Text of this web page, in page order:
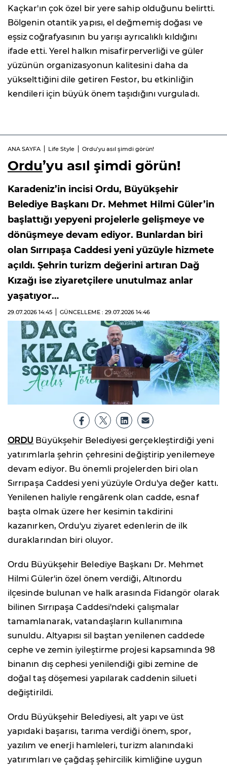
Kaçkar'ın çok özel bir yere sahip olduğunu belirtti.
Bölgenin otantik yapısı, el değmemiş doğası ve
eşsiz coğrafyasının bu yarışı ayrıcalıklı kıldığını
ifade etti. Yerel halkın misafirperverliği ve güler
yüzünün organizasyonun kalitesini daha da
yükselttiğini dile getiren Festor, bu etkinliğin
kendileri için büyük önem taşıdığını vurguladı.
ANA SAYFA Life Style Ordu’yu asıl şimdi görün!
Ordu’yu asıl şimdi görün!
Karadeniz’in incisi Ordu, Büyükşehir
Belediye Başkanı Dr. Mehmet Hilmi Güler’in
başlattığı yepyeni projelerle gelişmeye ve
dönüşmeye devam ediyor. Bunlardan biri
olan Sırrıpaşa Caddesi yeni yüzüyle hizmete
açıldı. Şehrin turizm değerini artıran Dağ
Kızağı ise ziyaretçilere unutulmaz anlar
yaşatıyor…
29.07.2026 14:45 GÜNCELLEME : 29.07.2026 14:46
ORDU Büyükşehir Belediyesi gerçekleştirdiği yeni
yatırımlarla şehrin çehresini değiştirip yenilemeye
devam ediyor. Bu önemli projelerden biri olan
Sırrıpaşa Caddesi yeni yüzüyle Ordu'ya değer kattı.
Yenilenen haliyle rengârenk olan cadde, esnaf
başta olmak üzere her kesimin takdirini
kazanırken, Ordu'yu ziyaret edenlerin de ilk
duraklarından biri oluyor.
Ordu Büyükşehir Belediye Başkanı Dr. Mehmet
Hilmi Güler'in özel önem verdiği, Altınordu
ilçesinde bulunan ve halk arasında Fidangör olarak
bilinen Sırrıpaşa Caddesi'ndeki çalışmalar
tamamlanarak, vatandaşların kullanımına
sunuldu. Altyapısı sil baştan yenilenen caddede
cephe ve zemin iyileştirme projesi kapsamında 98
binanın dış cephesi yenilendiği gibi zemine de
doğal taş döşemesi yapılarak caddenin silueti
değiştirildi.
Ordu Büyükşehir Belediyesi, alt yapı ve üst
yapıdaki başarısı, tarıma verdiği önem, spor,
yazılım ve enerji hamleleri, turizm alanındaki
yatırımları ve çağdaş şehircilik kimliğine uygun